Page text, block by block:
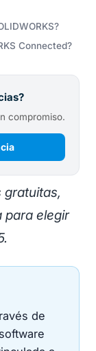
Connected?
compromiso.
gratuitas,
para elegir
de